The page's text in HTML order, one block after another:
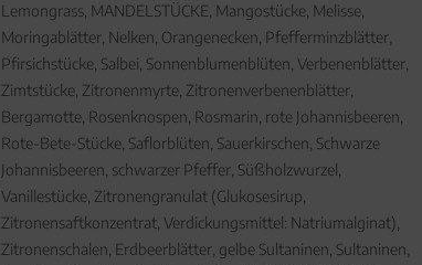
Lemongrass, MANDELSTÜCKE, Mangostücke, Melisse,
Moringablätter, Nelken, Orangenecken, Pfefferminzblätter,
Pfirsichstücke, Salbei, Sonnenblumenblüten, Verbenenblätter,
Zimtstücke, Zitronenmyrte, Zitronenverbenenblätter,
Bergamotte, Rosenknospen, Rosmarin, rote Johannisbeeren,
Rote-Bete-Stücke, Saflorblüten, Sauerkirschen, Schwarze
Johannisbeeren, schwarzer Pfeffer, Süßholzwurzel,
Vanillestücke, Zitronengranulat (Glukosesirup,
Zitronensaftkonzentrat, Verdickungsmittel: Natriumalginat),
Zitronenschalen, Erdbeerblätter, gelbe Sultaninen, Sultaninen,